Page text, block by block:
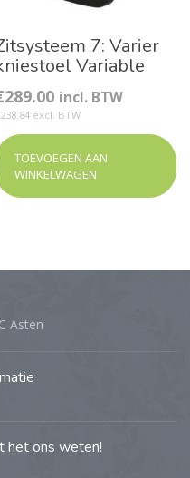
7: Varier
Variable
289.00 incl. BTW
excl. BTW
TOEVOEGEN AAN
WINKELWAGEN
Asten
het ons weten!